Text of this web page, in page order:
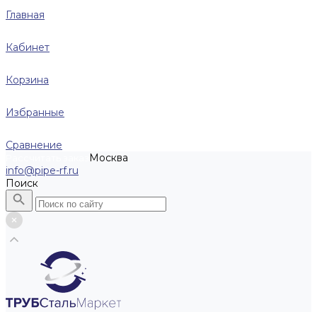
Главная
Кабинет
Корзина
Избранные
Сравнение
Москва
info@pipe-rf.ru
Поиск